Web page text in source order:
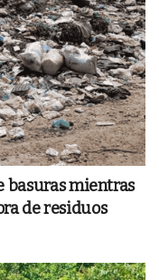
basuras mientras
de residuos